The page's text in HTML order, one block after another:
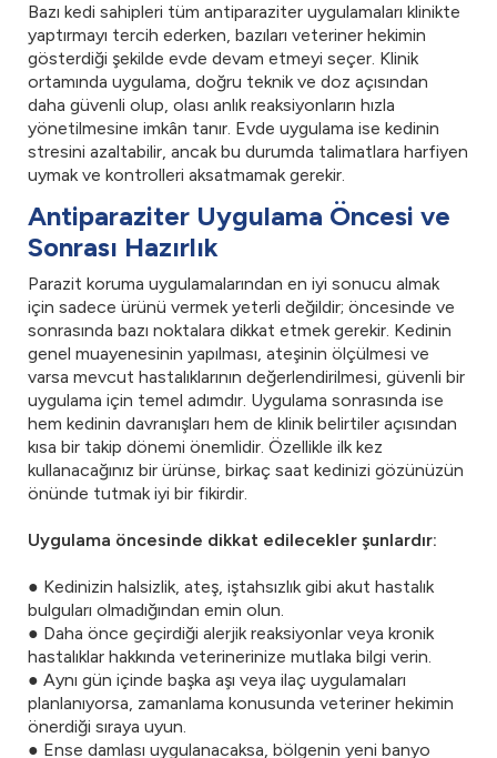
Bazı kedi sahipleri tüm antiparaziter uygulamaları klinikte
yaptırmayı tercih ederken, bazıları veteriner hekimin
gösterdiği şekilde evde devam etmeyi seçer. Klinik
ortamında uygulama, doğru teknik ve doz açısından
daha güvenli olup, olası anlık reaksiyonların hızla
yönetilmesine imkân tanır. Evde uygulama ise kedinin
stresini azaltabilir, ancak bu durumda talimatlara harfiyen
uymak ve kontrolleri aksatmamak gerekir.
Antiparaziter Uygulama Öncesi ve
Sonrası Hazırlık
Parazit koruma uygulamalarından en iyi sonucu almak
için sadece ürünü vermek yeterli değildir; öncesinde ve
sonrasında bazı noktalara dikkat etmek gerekir. Kedinin
genel muayenesinin yapılması, ateşinin ölçülmesi ve
varsa mevcut hastalıklarının değerlendirilmesi, güvenli bir
uygulama için temel adımdır. Uygulama sonrasında ise
hem kedinin davranışları hem de klinik belirtiler açısından
kısa bir takip dönemi önemlidir. Özellikle ilk kez
kullanacağınız bir ürünse, birkaç saat kedinizi gözünüzün
önünde tutmak iyi bir fikirdir.
Uygulama öncesinde dikkat edilecekler şunlardır:
● Kedinizin halsizlik, ateş, iştahsızlık gibi akut hastalık
bulguları olmadığından emin olun.
● Daha önce geçirdiği alerjik reaksiyonlar veya kronik
hastalıklar hakkında veterinerinize mutlaka bilgi verin.
● Aynı gün içinde başka aşı veya ilaç uygulamaları
planlanıyorsa, zamanlama konusunda veteriner hekimin
önerdiği sıraya uyun.
● Ense damlası uygulanacaksa, bölgenin yeni banyo